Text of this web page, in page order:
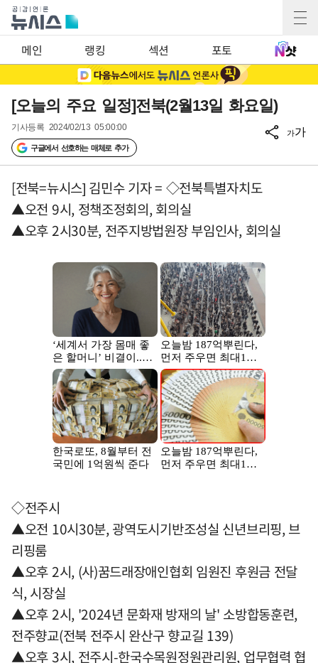
메인 랭킹 섹션 포토
[오늘의 주요 일정]전북(2월13일 화요일)
기사등록 2024/02/13 05:00:00
구글에서 선호하는 매체로 추가
가가
[전북=뉴시스] 김민수 기자 = ◇전북특별자치도
▲오전 9시, 정책조정회의, 회의실
▲오후 2시30분, 전주지방법원장 부임인사, 회의실
◇전주시
▲오전 10시30분, 광역도시기반조성실 신년브리핑, 브
리핑룸
▲오후 2시, (사)꿈드래장애인협회 임원진 후원금 전달
식, 시장실
▲오후 2시, '2024년 문화재 방재의 날' 소방합동훈련,
전주향교(전북 전주시 완산구 향교길 139)
▲오후 3시, 전주시-한국수목원정원관리원, 업무협력 협